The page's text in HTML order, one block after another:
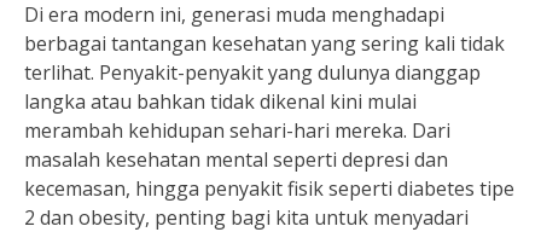
Di era modern ini, generasi muda menghadapi
berbagai tantangan kesehatan yang sering kali tidak
terlihat. Penyakit-penyakit yang dulunya dianggap
langka atau bahkan tidak dikenal kini mulai
merambah kehidupan sehari-hari mereka. Dari
masalah kesehatan mental seperti depresi dan
kecemasan, hingga penyakit fisik seperti diabetes tipe
2 dan obesity, penting bagi kita untuk menyadari